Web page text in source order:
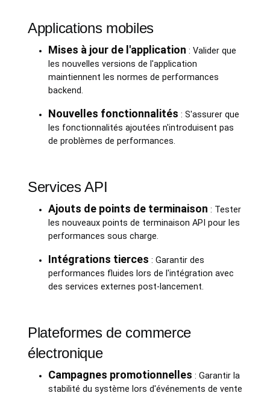
Applications mobiles
Mises à jour de l'application : Valider que
les nouvelles versions de l'application
maintiennent les normes de performances
backend.
Nouvelles fonctionnalités : S'assurer que
les fonctionnalités ajoutées n'introduisent pas
de problèmes de performances.
Services API
Ajouts de points de terminaison : Tester
les nouveaux points de terminaison API pour les
performances sous charge.
Intégrations tierces : Garantir des
performances fluides lors de l'intégration avec
des services externes post-lancement.
Plateformes de commerce
électronique
Campagnes promotionnelles : Garantir la
stabilité du système lors d'événements de vente